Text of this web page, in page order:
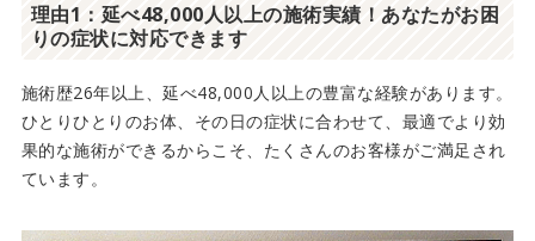
理由1：延べ48,000人以上の施術実績！あなたがお困
りの症状に対応できます
施術歴26年以上、延べ48,000人以上の豊富な経験があります。
ひとりひとりのお体、その日の症状に合わせて、最適でより効
果的な施術ができるからこそ、たくさんのお客様がご満足され
ています。